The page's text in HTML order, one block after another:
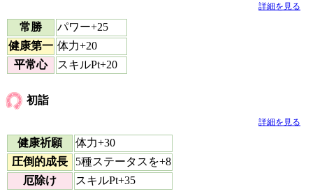
詳細を見る
常勝
パワー+25
健康第一 体力+20
平常心
スキルPt+20
初詣
詳細を見る
健康祈願
体力+30
圧倒的成長
5種ステータスを+8
厄除け
スキルPt+35